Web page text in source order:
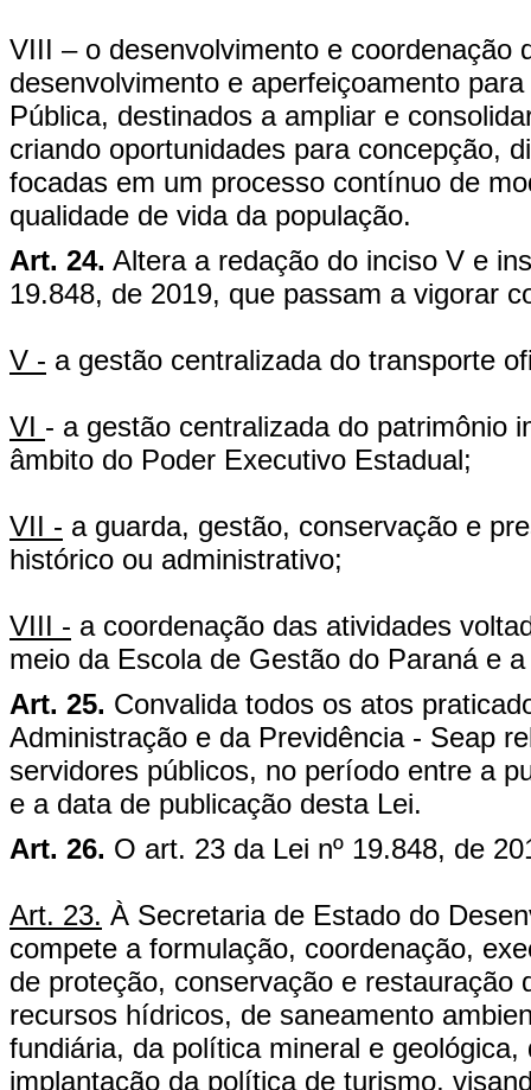
VIII – o desenvolvimento e coordenação
desenvolvimento e aperfeiçoamento
Pública, destinados a ampliar e
criando oportunidades para concepção,
focadas em um processo contínuo de
qualidade de vida da população.
Art. 24. Altera a redação do inciso V e
19.848, de 2019, que passam a vigorar
V - a gestão centralizada do transporte
VI - a gestão centralizada do patrimônio
âmbito do Poder Executivo Estadual;
VII - a guarda, gestão, conservação e
histórico ou administrativo;
VIII - a coordenação das atividades
meio da Escola de Gestão do Paraná e
Art. 25. Convalida todos os atos
Administração e da Previdência - Seap
servidores públicos, no período entre a
e a data de publicação desta Lei.
Art. 26. O art. 23 da Lei nº 19.848, de
Art. 23. À Secretaria de Estado do
compete a formulação, coordenação,
de proteção, conservação e
recursos hídricos, de saneamento
fundiária, da política mineral e
implantação da política de turismo,